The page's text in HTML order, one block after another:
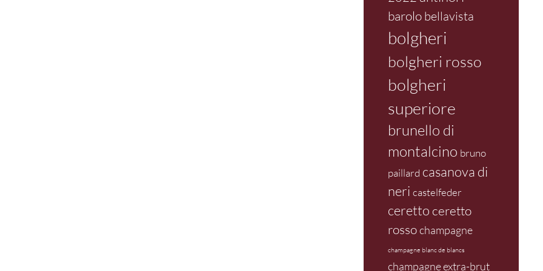
barolo bellavista
bolgheri
bolgheri rosso
bolgheri
superiore
brunello di
montalcino bruno
paillard casanova di
neri castelfeder
ceretto ceretto
rossochampagne
champagne blanc de blancs
champagne extra-brut